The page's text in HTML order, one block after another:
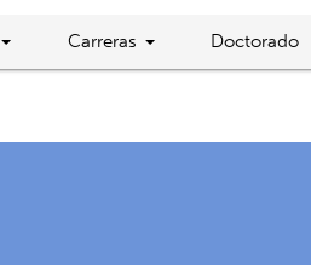
Carreras Doctorado